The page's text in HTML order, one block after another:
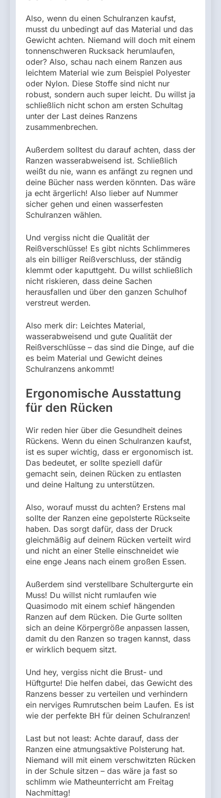
Also, wenn du einen Schulranzen kaufst,
musst du unbedingt auf das Material und das
Gewicht achten. Niemand will doch mit einem
tonnenschweren Rucksack herumlaufen,
oder? Also, schau nach einem Ranzen aus
leichtem Material wie zum Beispiel Polyester
oder Nylon. Diese Stoffe sind nicht nur
robust, sondern auch super leicht. Du willst ja
schließlich nicht schon am ersten Schultag
unter der Last deines Ranzens
zusammenbrechen.
Außerdem solltest du darauf achten, dass der
Ranzen wasserabweisend ist. Schließlich
weißt du nie, wann es anfängt zu regnen und
deine Bücher nass werden könnten. Das wäre
ja echt ärgerlich! Also lieber auf Nummer
sicher gehen und einen wasserfesten
Schulranzen wählen.
Und vergiss nicht die Qualität der
Reißverschlüsse! Es gibt nichts Schlimmeres
als ein billiger Reißverschluss, der ständig
klemmt oder kaputtgeht. Du willst schließlich
nicht riskieren, dass deine Sachen
herausfallen und über den ganzen Schulhof
verstreut werden.
Also merk dir: Leichtes Material,
wasserabweisend und gute Qualität der
Reißverschlüsse – das sind die Dinge, auf die
es beim Material und Gewicht deines
Schulranzens ankommt!
Ergonomische Ausstattung
für den Rücken
Wir reden hier über die Gesundheit deines
Rückens. Wenn du einen Schulranzen kaufst,
ist es super wichtig, dass er ergonomisch ist.
Das bedeutet, er sollte speziell dafür
gemacht sein, deinen Rücken zu entlasten
und deine Haltung zu unterstützen.
Also, worauf musst du achten? Erstens mal
sollte der Ranzen eine gepolsterte Rückseite
haben. Das sorgt dafür, dass der Druck
gleichmäßig auf deinem Rücken verteilt wird
und nicht an einer Stelle einschneidet wie
eine enge Jeans nach einem großen Essen.
Außerdem sind verstellbare Schultergurte ein
Muss! Du willst nicht rumlaufen wie
Quasimodo mit einem schief hängenden
Ranzen auf dem Rücken. Die Gurte sollten
sich an deine Körpergröße anpassen lassen,
damit du den Ranzen so tragen kannst, dass
er wirklich bequem sitzt.
Und hey, vergiss nicht die Brust- und
Hüftgurte! Die helfen dabei, das Gewicht des
Ranzens besser zu verteilen und verhindern
ein nerviges Rumrutschen beim Laufen. Es ist
wie der perfekte BH für deinen Schulranzen!
Last but not least: Achte darauf, dass der
Ranzen eine atmungsaktive Polsterung hat.
Niemand will mit einem verschwitzten Rücken
in der Schule sitzen – das wäre ja fast so
schlimm wie Matheunterricht am Freitag
Nachmittag!